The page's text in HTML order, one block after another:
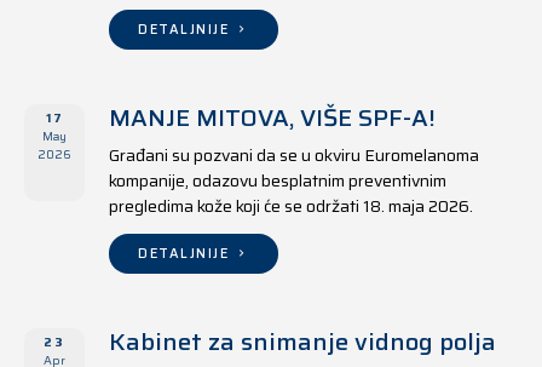
svjedoče i rezultati ostvareni u periodu od 1. januara
do 17. juna 2026. godine.
DETALJNIJE
17
May
2026
MANJE MITOVA, VIŠE SPF-A!
Građani su pozvani da se u okviru Euromelanoma
kompanije, odazovu besplatnim preventivnim
pregledima kože koji će se održati 18. maja 2026.
godine u jedanaest opština širom Crne Gore, kako u
državnim tako i u privatnim zdravstvenim ustanovama.
DETALJNIJE
23
Apr
Kabinet za snimanje vidnog polja